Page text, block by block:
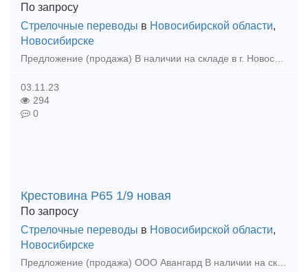
По запросу
Стрелочные переводы в Новосибирской области,
Новосибирске
03.11.23
294
0
Крестовина Р65 1/9 новая
По запросу
Стрелочные переводы в Новосибирской области,
Новосибирске